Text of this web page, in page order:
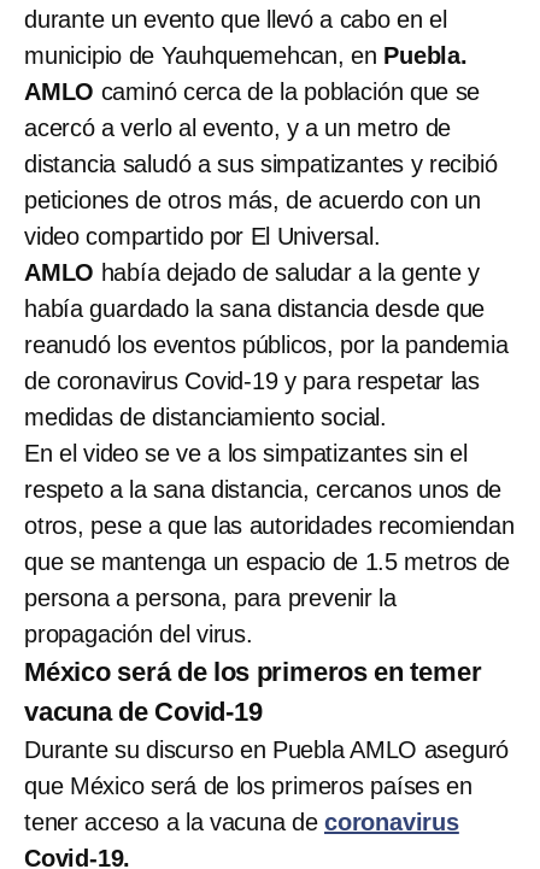
durante un evento que llevó a cabo en el
municipio de Yauhquemehcan, en Puebla.
AMLO caminó cerca de la población que se
acercó a verlo al evento, y a un metro de
distancia saludó a sus simpatizantes y recibió
peticiones de otros más, de acuerdo con un
video compartido por El Universal.
AMLO había dejado de saludar a la gente y
había guardado la sana distancia desde que
reanudó los eventos públicos, por la pandemia
de coronavirus Covid-19 y para respetar las
medidas de distanciamiento social.
En el video se ve a los simpatizantes sin el
respeto a la sana distancia, cercanos unos de
otros, pese a que las autoridades recomiendan
que se mantenga un espacio de 1.5 metros de
persona a persona, para prevenir la
propagación del virus.
México será de los primeros en temer
vacuna de Covid-19
Durante su discurso en Puebla AMLO aseguró
que México será de los primeros países en
tener acceso a la vacuna de coronavirus
Covid-19.